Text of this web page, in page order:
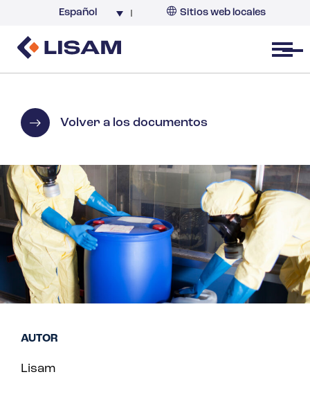
Español Sitios web locales
Open menu
Volver a los documentos
AUTOR
Lisam